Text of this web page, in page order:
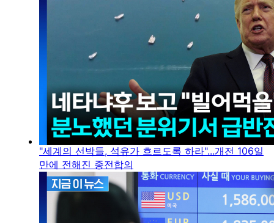
"세계의 선박들, 석유가 흐르도록 하라"...개전 106일
만에 전해진 종전합의